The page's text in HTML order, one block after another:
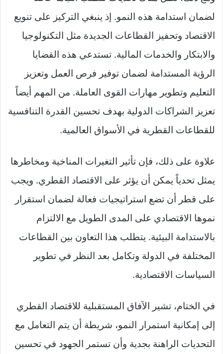
لضمان استدامة هذه النمو. إذ ينبغي التركيز على تنويع
الاقتصاد وتحفيز القطاعات الجديدة مثل التكنولوجيا
والابتكار والخدمات المالية. تستدعي هذه القضايا
الرؤية المستدامة لضمان توفير فرص العمل وتعزيز
التعليم وتطوير مهارات القوى العاملة. من المهم أيضاً
تعزيز الشراكات الدولية بهدف تحسين القدرة التنافسية
للقطاعات القطرية في الأسواق العالمية.
علاوة على ذلك، فإن تأثير التغيرات المناخية ومخاطرها
يمثل تحدياً يمكن أن يؤثر على الاقتصاد القطري. ويجب
على قطر أن تضع استراتيجيات فعالة لضمان استقرار
نموها الاقتصادي على المدى الطويل مع الالتزام
بالاستدامة البيئية. يتطلب هذا التعاون بين القطاعات
المختلفة في الدولة وتكامل بعد النظر في تطوير
السياسات الاقتصادية.
في الختام، تشير الآفاق المستقبلية للاقتصاد القطري
إلى إمكانية استمرار النمو، شريطة أن يتم التعامل مع
التحديات الراهنة بجدية وأن تستمر الجهود في تحسين